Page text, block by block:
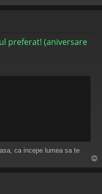
u
preferat! (aniversare
ca incepe lumea sa te
u